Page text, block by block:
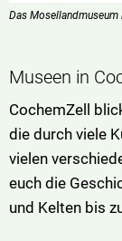
Das Mosellandmuseum
Museen in
CochemZell
die durch viele
vielen
euch die
und Kelten bis